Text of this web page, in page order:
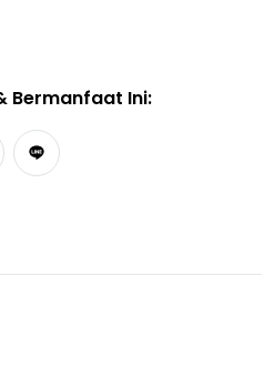
Bermanfaat Ini: